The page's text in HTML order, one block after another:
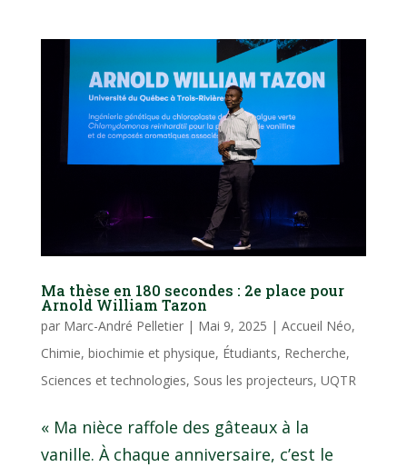
Ma thèse en 180 secondes : 2e place pour
Arnold William Tazon
par Marc-André Pelletier| Mai 9, 2025 | Accueil Néo,
Chimie, biochimie et physique, Étudiants, Recherche,
Sciences et technologies, Sous les projecteurs, UQTR
« Ma nièce raffole des gâteaux à la
vanille. À chaque anniversaire, c’est le